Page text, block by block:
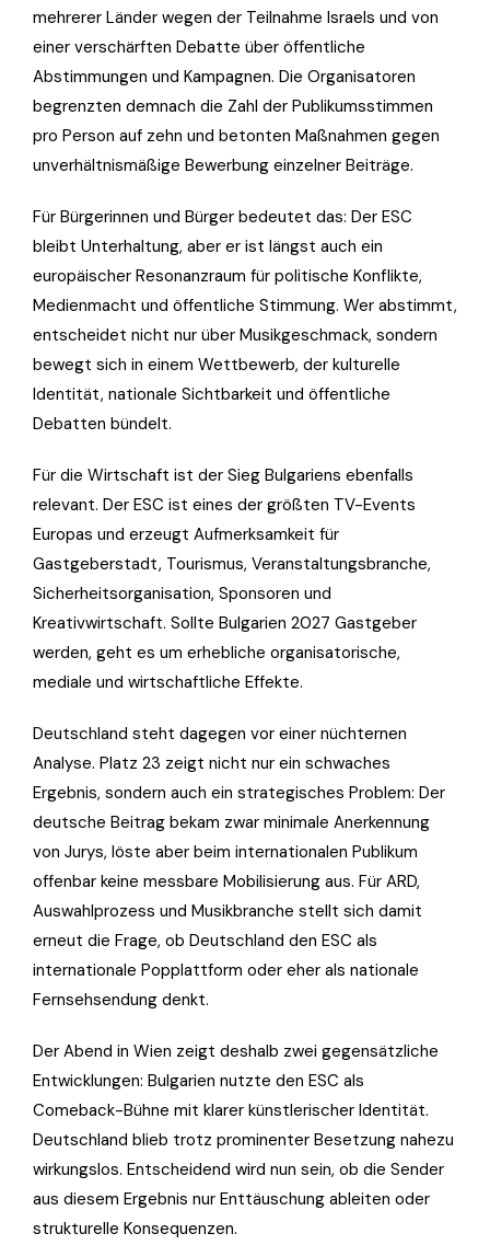
mehrerer Länder wegen der Teilnahme Israels und von
einer verschärften Debatte über öffentliche
Abstimmungen und Kampagnen. Die Organisatoren
begrenzten demnach die Zahl der Publikumsstimmen
pro Person auf zehn und betonten Maßnahmen gegen
unverhältnismäßige Bewerbung einzelner Beiträge.
Für Bürgerinnen und Bürger bedeutet das: Der ESC
bleibt Unterhaltung, aber er ist längst auch ein
europäischer Resonanzraum für politische Konflikte,
Medienmacht und öffentliche Stimmung. Wer abstimmt,
entscheidet nicht nur über Musikgeschmack, sondern
bewegt sich in einem Wettbewerb, der kulturelle
Identität, nationale Sichtbarkeit und öffentliche
Debatten bündelt.
Für die Wirtschaft ist der Sieg Bulgariens ebenfalls
relevant. Der ESC ist eines der größten TV-Events
Europas und erzeugt Aufmerksamkeit für
Gastgeberstadt, Tourismus, Veranstaltungsbranche,
Sicherheitsorganisation, Sponsoren und
Kreativwirtschaft. Sollte Bulgarien 2027 Gastgeber
werden, geht es um erhebliche organisatorische,
mediale und wirtschaftliche Effekte.
Deutschland steht dagegen vor einer nüchternen
Analyse. Platz 23 zeigt nicht nur ein schwaches
Ergebnis, sondern auch ein strategisches Problem: Der
deutsche Beitrag bekam zwar minimale Anerkennung
von Jurys, löste aber beim internationalen Publikum
offenbar keine messbare Mobilisierung aus. Für ARD,
Auswahlprozess und Musikbranche stellt sich damit
erneut die Frage, ob Deutschland den ESC als
internationale Popplattform oder eher als nationale
Fernsehsendung denkt.
Der Abend in Wien zeigt deshalb zwei gegensätzliche
Entwicklungen: Bulgarien nutzte den ESC als
Comeback-Bühne mit klarer künstlerischer Identität.
Deutschland blieb trotz prominenter Besetzung nahezu
wirkungslos. Entscheidend wird nun sein, ob die Sender
aus diesem Ergebnis nur Enttäuschung ableiten oder
strukturelle Konsequenzen.